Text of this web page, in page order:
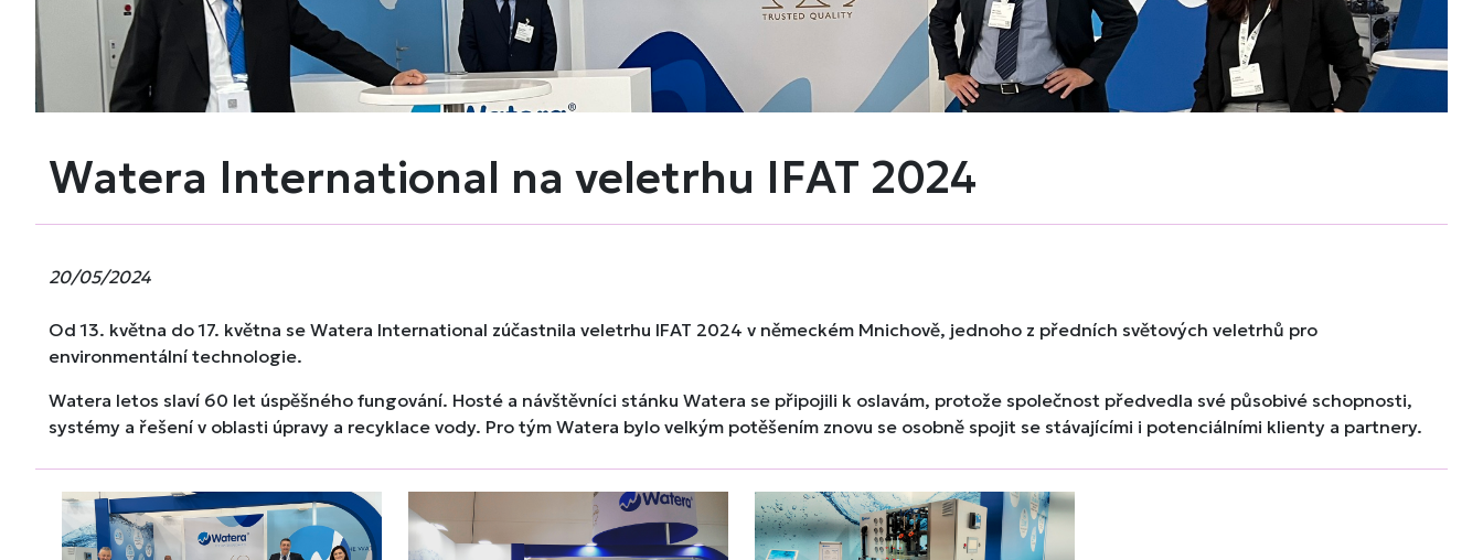
Watera International na veletrhu IFAT 2024
20/05/2024
Od 13. května do 17. května se Watera International zúčastnila veletrhu IFAT 2024 v německém Mnichově, jednoho z předních světových veletrhů pro
environmentální technologie.
Watera letos slaví 60 let úspěšného fungování. Hosté a návštěvníci stánku Watera se připojili k oslavám, protože společnost předvedla své působivé schopnosti,
systémy a řešení v oblasti úpravy a recyklace vody. Pro tým Watera bylo velkým potěšením znovu se osobně spojit se stávajícími i potenciálními klienty a partnery.